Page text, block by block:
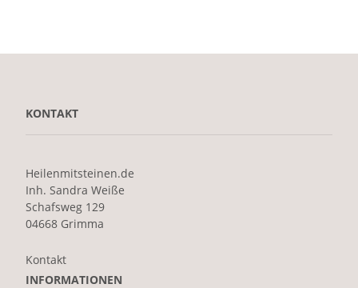
KONTAKT
Heilenmitsteinen.de
Inh. Sandra Weiße
Schafsweg 129
04668 Grimma
Kontakt
INFORMATIONEN